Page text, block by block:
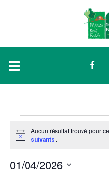
Notice
Aucun résultat trouvé pour
suivants .
01/04/2026